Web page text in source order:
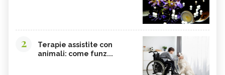
2
Terapie assistite con
animali: come funz...